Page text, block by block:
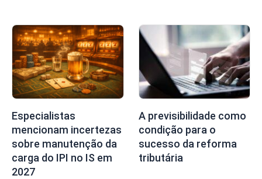
Especialistas
mencionam incertezas
sobre manutenção da
carga do IPI no IS em
2027
A previsibilidade como
condição para o
sucesso da reforma
tributária